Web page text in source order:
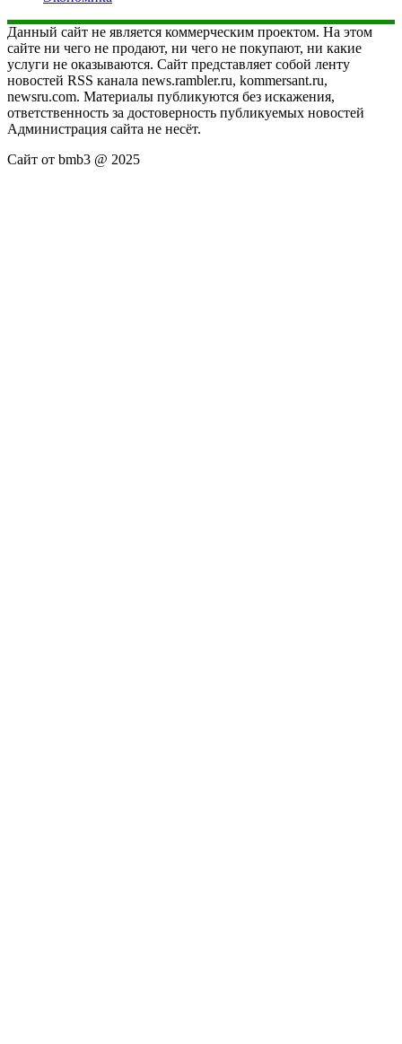
Данный сайт не является коммерческим проектом. На этом
сайте ни чего не продают, ни чего не покупают, ни какие
услуги не оказываются. Сайт представляет собой ленту
новостей RSS канала news.rambler.ru, kommersant.ru,
newsru.com. Материалы публикуются без искажения,
ответственность за достоверность публикуемых новостей
Администрация сайта не несёт.
Сайт от bmb3 @ 2025